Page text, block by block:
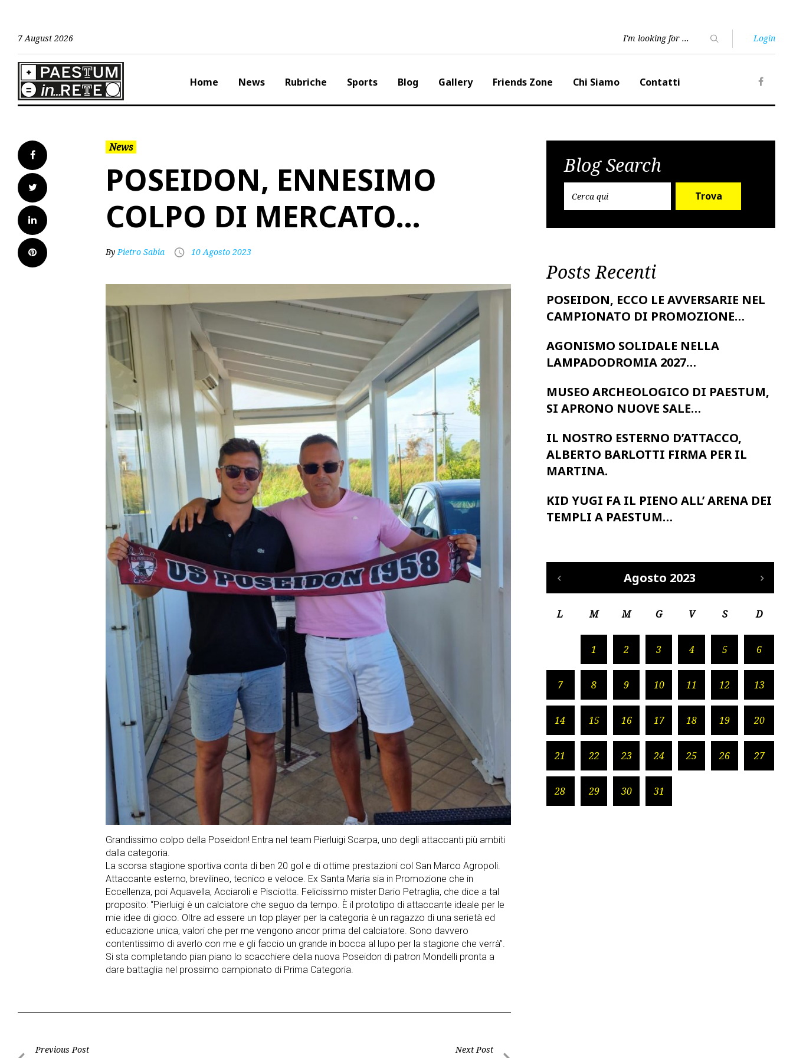
7 August 2026 Login
Home News Rubriche Sports Blog Gallery Friends Zone Chi Siamo
Contatti
Facebook
Twitter
LinkedIn
Pinterest
News
POSEIDON, ENNESIMO
COLPO DI MERCATO…
ByPietro Sabia 10 Agosto 2023
Grandissimo colpo della Poseidon! Entra nel team Pierluigi Scarpa, uno degli attaccanti più ambiti
dalla categoria.
La scorsa stagione sportiva conta di ben 20 gol e di ottime prestazioni col San Marco Agropoli.
Attaccante esterno, brevilineo, tecnico e veloce. Ex Santa Maria sia in Promozione che in
Eccellenza, poi Aquavella, Acciaroli e Pisciotta. Felicissimo mister Dario Petraglia, che dice a tal
proposito: “Pierluigi è un calciatore che seguo da tempo. È il prototipo di attaccante ideale per le
mie idee di gioco. Oltre ad essere un top player per la categoria è un ragazzo di una serietà ed
educazione unica, valori che per me vengono ancor prima del calciatore. Sono davvero
contentissimo di averlo con me e gli faccio un grande in bocca al lupo per la stagione che verrà”.
Si sta completando pian piano lo scacchiere della nuova Poseidon di patron Mondelli pronta a
dare battaglia nel prossimo campionato di Prima Categoria.
Previous Post Next Post
Blog Search
Trova
Posts Recenti
POSEIDON, ECCO LE AVVERSARIE NEL
CAMPIONATO DI PROMOZIONE…
AGONISMO SOLIDALE NELLA
LAMPADODROMIA 2027…
MUSEO ARCHEOLOGICO DI PAESTUM,
SI APRONO NUOVE SALE…
IL NOSTRO ESTERNO D’ATTACCO,
ALBERTO BARLOTTI FIRMA PER IL
MARTINA.
KID YUGI FA IL PIENO ALL’ ARENA DEI
TEMPLI A PAESTUM…
Agosto 2023
L M M G V S D
1 2 3 4 5 6
7 8 9 10 11 12 13
14 15 16 17 18 19 20
21 22 23 24 25 26 27
28 29 30 31